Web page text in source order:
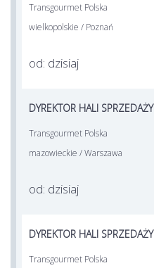
Transgourmet Polska
wielkopolskie / Poznań
od: dzisiaj
DYREKTOR HALI SPRZEDAŻY
Transgourmet Polska
mazowieckie / Warszawa
od: dzisiaj
DYREKTOR HALI SPRZEDAŻY
Transgourmet Polska